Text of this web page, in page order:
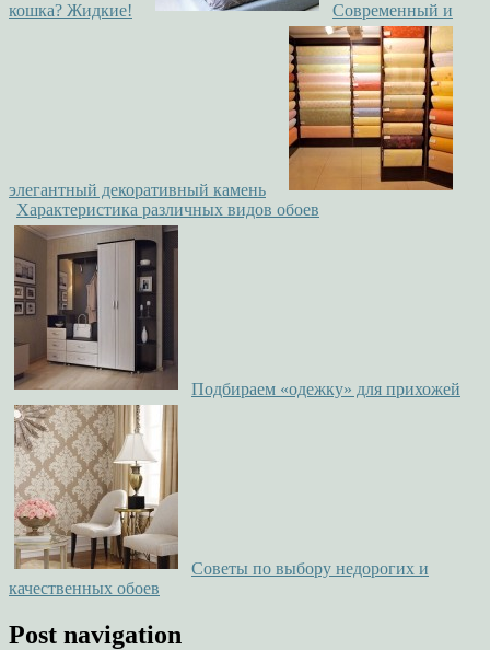
кошка? Жидкие! Современный и
элегантный декоративный камень
Характеристика различных видов обоев
Подбираем «одежку» для прихожей
Советы по выбору недорогих и
качественных обоев
Post navigation